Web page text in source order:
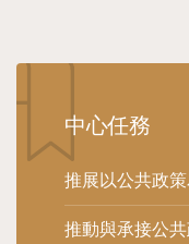
中心任務
推展以公共政
推動與承接公